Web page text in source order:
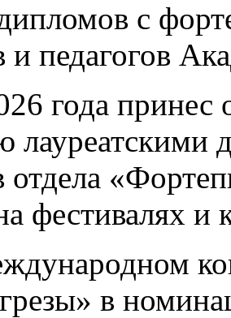
с
и педагогов
года принес
лауреатскими
отдела
фестивалях и
в